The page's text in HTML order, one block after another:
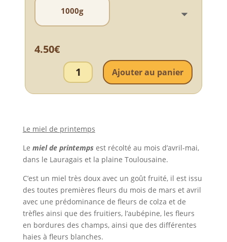
1000g
4.50€
quantité
Miel
de
Printemps
Ajouter au panier
Le miel de printemps
Le miel de printemps est récolté au mois d’avril-mai,
dans le Lauragais et la plaine Toulousaine.
C’est un miel très doux avec un goût fruité, il est issu
des toutes premières fleurs du mois de mars et avril
avec une prédominance de fleurs de colza et de
trèfles ainsi que des fruitiers, l’aubépine, les fleurs
en bordures des champs, ainsi que des différentes
haies à fleurs blanches.